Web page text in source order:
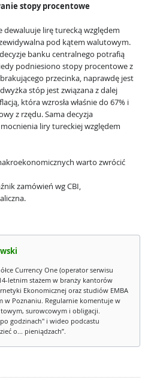
stopy procentowe
dewaluuje lirę turecką względem
pod kątem walutowym.
banku centralnego potrafią
podniesiono stopy procentowe z
przecinka, naprawdę jest
stóp jest związana z dalej
która wzrosła właśnie do 67% i
z rzędu. Sama decyzja
liry tureckiej względem
warto zwrócić
zamówień wg CBI,
Currency One (operator serwisu
letnim stażem w branży kantorów
Ekonomicznej oraz studiów EMBA
w Poznaniu. Regularnie komentuje w
surowcowym i obligacji.
godzinach" i wideo podcastu
o... pieniądzach”.